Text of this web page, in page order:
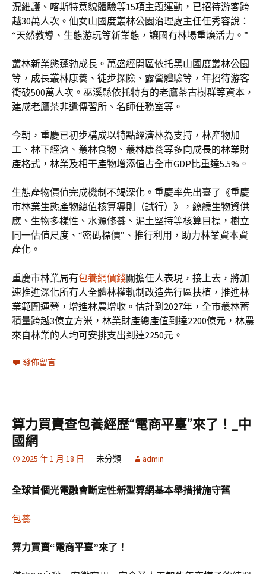
況維護、喀斯特意貌體驗等15項主題運動，已招待游客跨
越30萬人次。仙女山國度叢林公園治理處主任任秀容說：
“天然教導、生態游玩等新業態，讓國有林場重煥活力。”
叢林新業態蓬勃成長。萬盛經開區依托黑山國度叢林公園
等，成長叢林康養、徒步探險、露營體驗等，年招待游客
衝破500萬人次。巫溪縣依托特有的老鷹茶古樹群等資本，
建成老鷹茶非遺傳習所、名師任務室等。
今朝，重慶已初步構成以特點經濟林為支持，林產物加
工、林下經濟、叢林食物、叢林康養等多向成長的林業財
產格式，林業及相干產物增添值占全市GDP比重達5.5%。
生態產物價值完成機制不竭深化。重慶率先出臺了《重慶
市林業生態產物總值核算導則（試行）》，繚繞生物資供
應、生物多樣性、水源修養、泥土堅持等核算目標，樹立
同一估值尺度、“密碼標價”、推行利用，助力林業資本資
產化。
重慶市林業局有包養網價錢關擔任人表現，接上去，將加
速推進深化所有人全體林權軌制改造先行區扶植，推進林
業範圍運營，增進林農增收。估計到2027年，全市叢林蓄
積量跨越3億立方米，林業財產總產值到達2200億元，林農
來自林業的人均可安排支出到達2250元。
發佈留言
算力買賣查包養經歷“電商平臺”來了！_中
國網
2025 年 1 月 18 日 未分類 admin
全球首個光電融會斷定性新型算網基本舉措措施守舊
包養
算力買賣“電商平臺”來了！